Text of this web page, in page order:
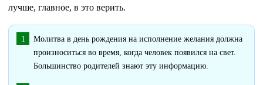
лучше, главное, в это верить.
Молитва в день рождения на исполнение желания должна
произноситься во время, когда человек появился на свет.
Большинство родителей знают эту информацию.